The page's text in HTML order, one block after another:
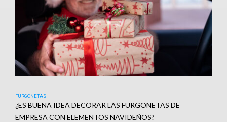
FURGONETAS
¿ES BUENA IDEA DECORAR LAS FURGONETAS DE
EMPRESA CON ELEMENTOS NAVIDEÑOS?